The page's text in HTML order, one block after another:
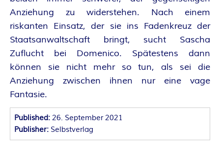
R
:
I
N
N
E
Anziehung zu widerstehen. Nach einem
riskanten Einsatz, der sie ins Fadenkreuz der
Staatsanwaltschaft bringt, sucht Sascha
Zuflucht bei Domenico. Spätestens dann
können sie nicht mehr so tun, als sei die
Anziehung zwischen ihnen nur eine vage
Fantasie.
Published: 26. September 2021
Publisher: Selbstverlag